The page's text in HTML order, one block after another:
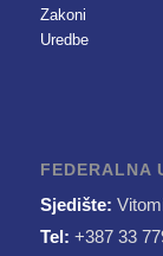
Zakoni
Uredbe
FEDERALNA
Sjedište:
Tel: +387 33